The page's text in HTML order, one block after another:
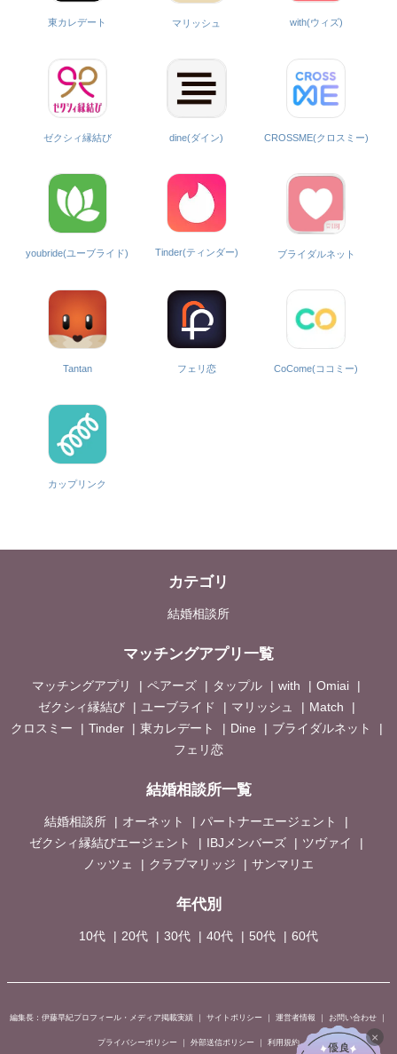
東カレデート マリッシュ with(ウィズ)
ゼクシィ縁結び dine(ダイン) CROSSME(クロスミー)
youbride(ユーブライド) Tinder(ティンダー) ブライダルネット
Tantan フェリ恋 CoCome(ココミー)
カップリンク
×
カテゴリ
結婚相談所
マッチングアプリ一覧
マッチングアプリ ペアーズ タップル with
Omiai
ゼクシィ縁結び
ユーブライド マリッシュ
Match
クロスミー
Tinder 東カレデート Dine
ブライダルネット
フェリ恋
結婚相談所一覧
結婚相談所 オーネット
パートナーエージェント
ゼクシィ縁結びエージェント
IBJメンバーズ
ツヴァイ
ノッツェ
クラブマリッジ サンマリエ
年代別
10代 20代 30代 40代 50代 60代
編集長：伊藤早紀プロフィール・メディア掲載実績 サイトポリシー 運営者情報 お問い合わせ
プライバシーポリシー 外部送信ポリシー 利用規約